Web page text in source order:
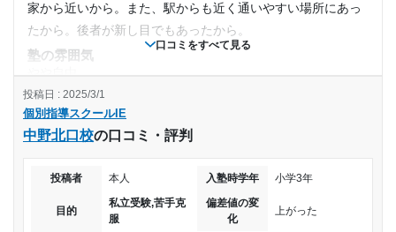
1日あたりの授業時間
月額料金
10,001円〜20,000円
目的の達成度
2017年以前〜2020年6月(2年以上)
中学2年
受講コース
通年,冬期講習
口コミをすべて見る
家から近いから。また、駅からも近く通いやすい場所にあっ
たから。後者が新し目でもあったから。
塾の雰囲気
料金
やや割高だったが、どこの塾も似たような料金形態だと思
う。春季講習などを取らず、自習室をたくさん使えば決して
コース・カリキュラム
可もなく不可もなく、やや割高に感じたが、本人次第でもっ
と有意義な時間にできたと思う。
個別指導スクールIE
中野北口校の口コミ・評判
投稿日 : 2025/3/1
投稿者 本人 入塾時学年 小学3年
目的
私立受験,苦手克
服
偏差値の変
化
上がった